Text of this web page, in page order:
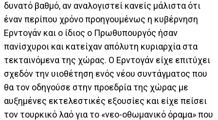
δυνατό βαθμό, αν αναλογιστεί κανείς μάλιστα ότι
έναν περίπου χρόνο προηγουμένως η κυβέρνηση
Ερντογάν και ο ίδιος ο Πρωθυπουργός ήσαν
πανίσχυροι και κατείχαν απόλυτη κυριαρχία στα
τεκταινόμενα της χώρας. Ο Ερντογάν είχε επιτύχει
σχεδόν την υιοθέτηση ενός νέου συντάγματος που
θα τον οδηγούσε στην προεδρία της χώρας με
αυξημένες εκτελεστικές εξουσίες και είχε πείσει
τον τουρκικό λαό για το «νεο-οθωμανικό όραμα» που